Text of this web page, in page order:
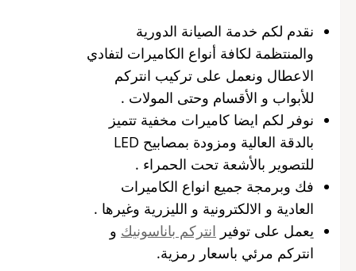
نقدم لكم خدمة الصيانة الدورية
والمنتظمة لكافة أنواع الكاميرات لتفادي
الاعطال ونعمل على تركيب انتركم
للأبواب و الأقسام وحتى المولات .
نوفر لكم ايضا كاميرات مخفية تتميز
بالدقة العالية ومزودة بمصابيح LED
للتصوير بالأشعة تحت الحمراء .
فك وبرمجة جميع انواع الكاميرات
العادية و الالكترونية و الليزرية وغيرها .
يعمل على توفير انتركم باناسونيك و
انتركم مرئي باسعار رمزية.